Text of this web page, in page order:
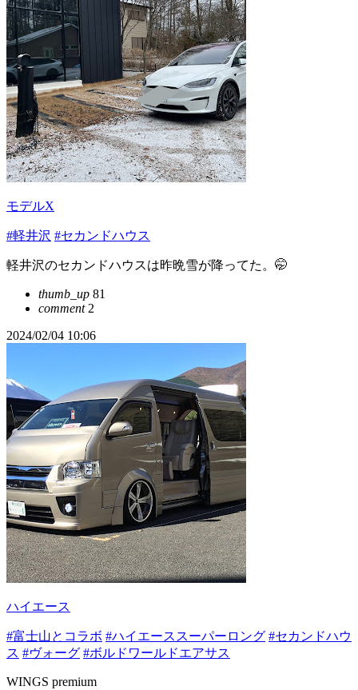
モデルX
#軽井沢 #セカンドハウス
軽井沢のセカンドハウスは昨晩雪が降ってた。🤭
thumb_up 81
comment2
2024/02/04 10:06
ハイエース
#富士山とコラボ #ハイエーススーパーロング #セカンドハウ
ス #ヴォーグ #ボルドワールドエアサス
WINGS premium